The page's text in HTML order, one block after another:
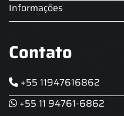
Informações
Contato
+55 11947616862
+55 11 94761-6862